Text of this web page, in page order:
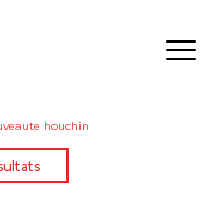
houchin